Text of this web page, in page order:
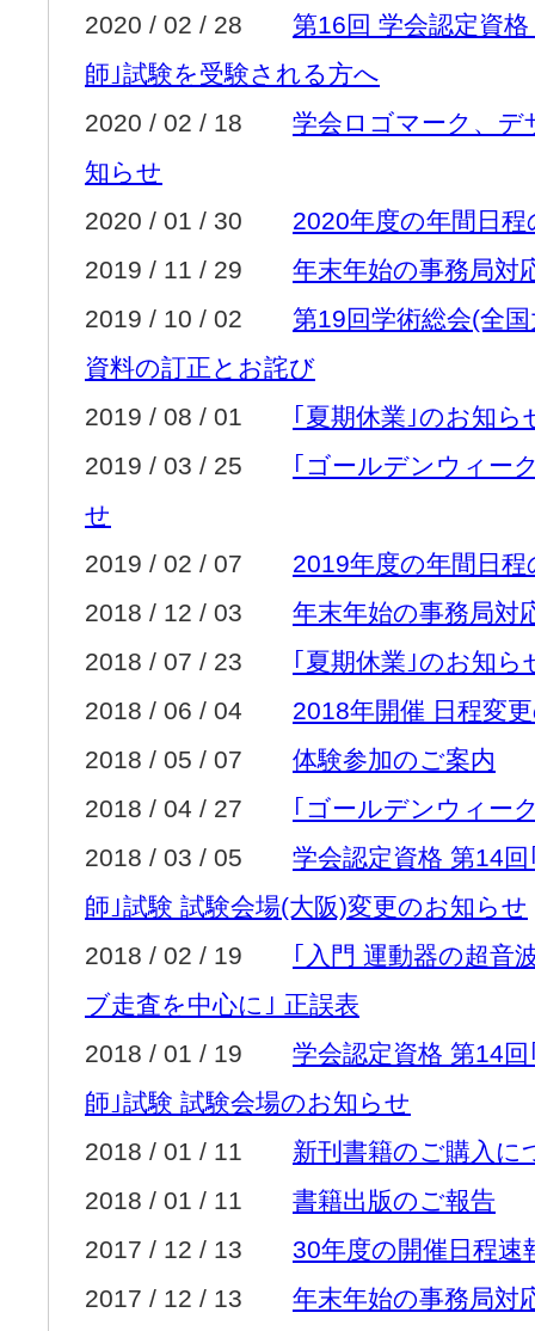
2020 / 02 / 28 第16回 学会認定資
師｣試験を受験される方へ
2020 / 02 / 18 学会ロゴマーク、デ
知らせ
2020 / 01 / 30 2020年度の年間日程
2019 / 11 / 29 年末年始の事務局対
2019 / 10 / 02 第19回学術総会(全
資料の訂正とお詫び
2019 / 08 / 01
｢夏期休業｣のお知ら
2019 / 03 / 25
｢ゴールデンウィー
せ
2019 / 02 / 07 2019年度の年間日程
2018 / 12 / 03 年末年始の事務局対
2018 / 07 / 23
｢夏期休業｣のお知ら
2018 / 06 / 04 2018年開催 日程変
2018 / 05 / 07 体験参加のご案内
2018 / 04 / 27
｢ゴールデンウィー
2018 / 03 / 05 学会認定資格 第14
師｣試験 試験会場(大阪)変更のお知らせ
2018 / 02 / 19
｢入門 運動器の超
ブ走査を中心に｣ 正誤表
2018 / 01 / 19 学会認定資格 第14
師｣試験 試験会場のお知らせ
2018 / 01 / 11 新刊書籍のご購入に
2018 / 01 / 11 書籍出版のご報告
2017 / 12 / 13 30年度の開催日程速
2017 / 12 / 13 年末年始の事務局対